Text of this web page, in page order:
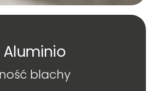
Aluminio
blachy